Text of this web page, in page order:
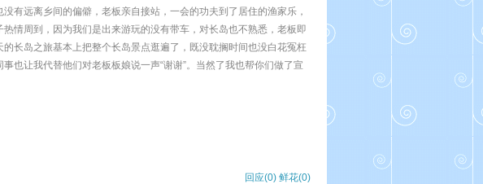
有远离乡间的偏僻，老板亲自接站，一会的功夫到了居住的渔家乐，
情周到，因为我们是出来游玩的没有带车，对长岛也不熟悉，老板即
长岛之旅基本上把整个长岛景点逛遍了，既没耽搁时间也没白花冤枉
也让我代替他们对老板板娘说一声“谢谢”。当然了我也帮你们做了宣
回应(0) 鲜花(0)